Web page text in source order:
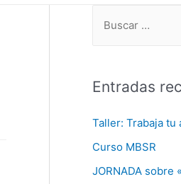
c
p
o
Entradas
Taller: Trabaja tu
Curso MBSR
JORNADA sobre